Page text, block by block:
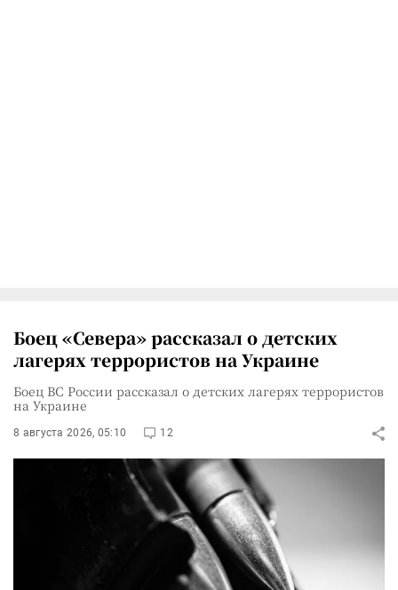
Боец «Севера» рассказал о детских
лагерях террористов на Украине
Боец ВС России рассказал о детских лагерях террористов
на Украине
8 августа 2026, 05:10 12